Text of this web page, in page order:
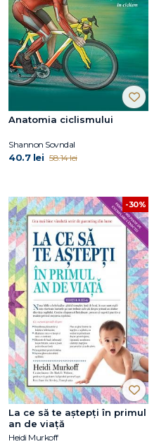
Anatomia ciclismului
Shannon Sovndal
40.7 lei 58.14 lei
-30%
La ce să te aștepți în primul
an de viață
Heidi Murkoff